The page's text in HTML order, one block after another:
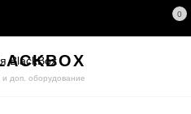
0
BOX
и доп. оборудование